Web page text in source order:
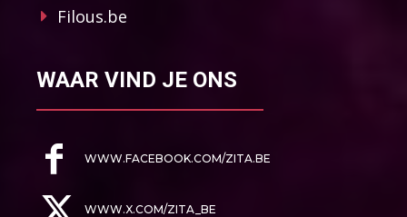
Filous.be
WAAR VIND JE ONS
WWW.FACEBOOK.COM/ZITA.BE
WWW.X.COM/ZITA_BE